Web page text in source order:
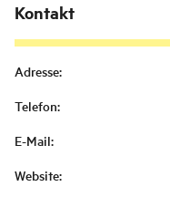
Kontakt
Adresse:
Telefon:
E-Mail:
Website: